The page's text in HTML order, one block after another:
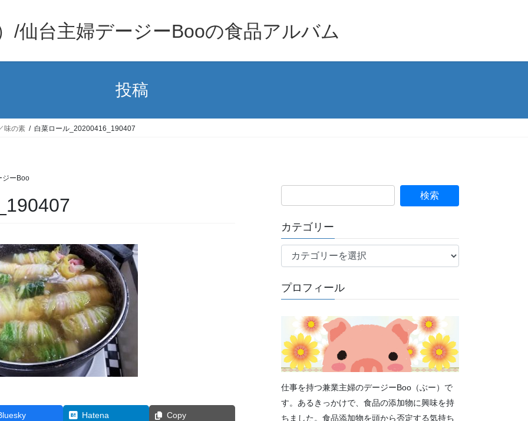
/仙台主婦デージーBooの食品アルバム
投稿
味の素 白菜ロール_20200416_190407
ジーBoo
Hatena Copy
カテゴリー
テ
リ
プロフィール
仕事を持つ兼業主婦のデージーBoo（ぶー）で
す。あるきっかけで、食品の添加物に興味を持
ちました。食品添加物を頭から否定する気持ち